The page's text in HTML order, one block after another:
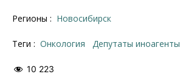
Регионы : Новосибирск
Теги : онкология депутаты иноагенты
10 223